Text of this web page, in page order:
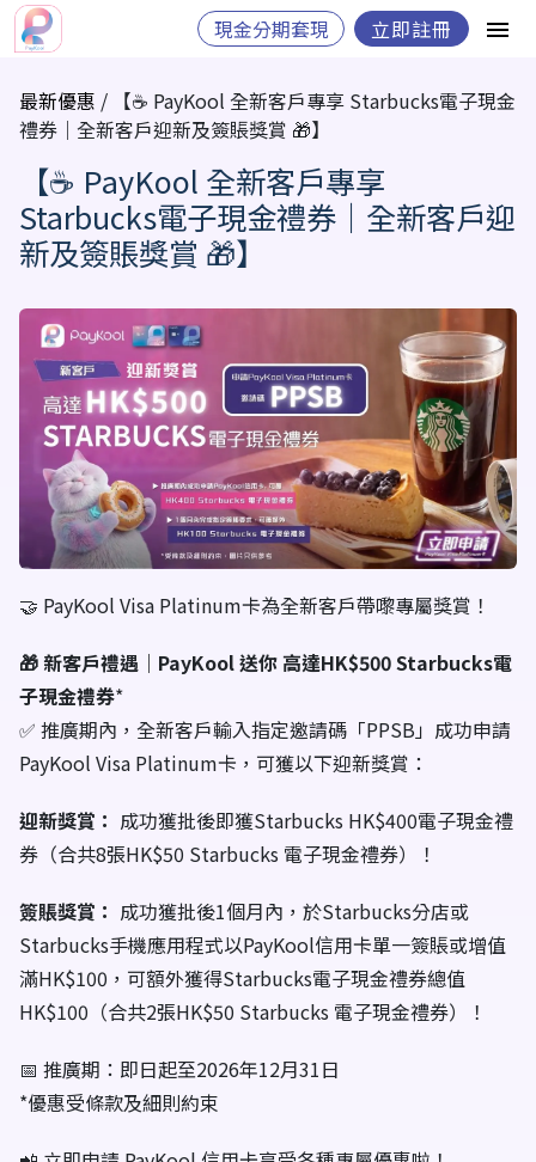
現金分期套現 立即註冊
最新優惠 / 【☕ PayKool 全新客戶專享 Starbucks電子現金
禮券｜全新客戶迎新及簽賬獎賞 🎁】
【☕ PayKool 全新客戶專享
Starbucks電子現金禮券｜全新客戶迎
新及簽賬獎賞 🎁】
🤝 PayKool Visa Platinum卡為全新客戶帶嚟專屬獎賞！
🎁 新客戶禮遇｜PayKool 送你 高達HK$500 Starbucks電
子現金禮券*
✅ 推廣期內，全新客戶輸入指定邀請碼「PPSB」成功申請
PayKool Visa Platinum卡，可獲以下迎新獎賞：
迎新獎賞： 成功獲批後即獲Starbucks HK$400電子現金禮
券（合共8張HK$50 Starbucks 電子現金禮券）！
簽賬獎賞： 成功獲批後1個月內，於Starbucks分店或
Starbucks手機應用程式以PayKool信用卡單一簽賬或增值
滿HK$100，可額外獲得Starbucks電子現金禮券總值
HK$100（合共2張HK$50 Starbucks 電子現金禮券）！
📅 推廣期：即日起至2026年12月31日
*優惠受條款及細則約束